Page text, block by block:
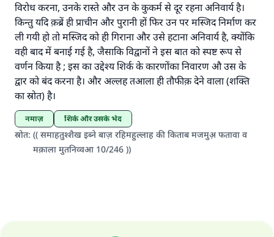
विरोध करना, उनके रास्ते और उन के कुकर्म से दूर रहना अनिवार्य है।
किन्तु यदि क़ब्रें ही प्राचीन और पुरानी हों फिर उन पर मस्जिद निर्माण कर
ली गयी हो तो मस्जिद को ही गिराना और उसे हटाना अनिवार्य है, क्योंकि
वही बाद में बनाई गई है, जैसाकि विद्वानों ने इस बात को स्पष्ट रूप से
वर्णन किया है ; इस का उद्देश्य शिर्क के कारणोंका निवारण औ उस के
द्वार को बंद करना है। और अल्लह तआला ही तौफीक़ देने वाला (शक्ति
का स्रोत) है।
नमाज़ शिर्क और उसके भेद
स्रोत: (( समाहतुश्शैख इब्ने बाज़ रहिमहुल्लाह की किताब मजमुअ़ फतावा व
मक़ाला मुतनिव्वआ 10/246 ))